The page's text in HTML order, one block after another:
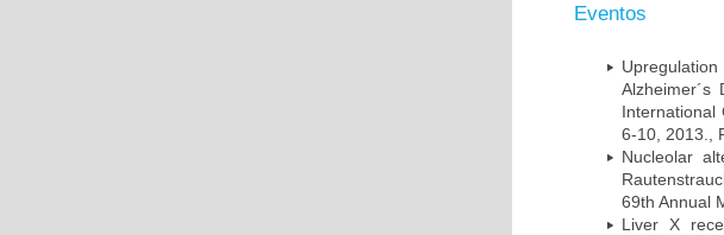
Eventos
Alzheimer´s
International
6-10, 2013.,
Nucleolar
69th Annual
Liver X